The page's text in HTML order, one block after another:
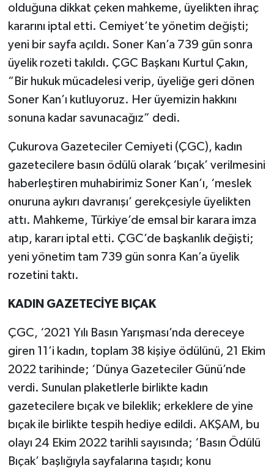
olduğuna dikkat çeken mahkeme, üyelikten ihraç
kararını iptal etti. Cemiyet’te yönetim değişti;
yeni bir sayfa açıldı. Soner Kan’a 739 gün sonra
üyelik rozeti takıldı. ÇGC Başkanı Kurtul Çakın,
“Bir hukuk mücadelesi verip, üyeliğe geri dönen
Soner Kan’ı kutluyoruz. Her üyemizin hakkını
sonuna kadar savunacağız” dedi.
Çukurova Gazeteciler Cemiyeti (ÇGC), kadın
gazetecilere basın ödülü olarak ‘bıçak’ verilmesini
haberleştiren muhabirimiz Soner Kan’ı, ‘meslek
onuruna aykırı davranışı’ gerekçesiyle üyelikten
attı. Mahkeme, Türkiye’de emsal bir karara imza
atıp, kararı iptal etti. ÇGC’de başkanlık değişti;
yeni yönetim tam 739 gün sonra Kan’a üyelik
rozetini taktı.
KADIN GAZETECİYE BIÇAK
ÇGC, ‘2021 Yılı Basın Yarışması’nda dereceye
giren 11’i kadın, toplam 38 kişiye ödülünü, 21 Ekim
2022 tarihinde; ‘Dünya Gazeteciler Günü’nde
verdi. Sunulan plaketlerle birlikte kadın
gazetecilere bıçak ve bileklik; erkeklere de yine
bıçak ile birlikte tespih hediye edildi. AKŞAM, bu
olayı 24 Ekim 2022 tarihli sayısında; ‘Basın Ödülü
Bıçak’ başlığıyla sayfalarına taşıdı; konu